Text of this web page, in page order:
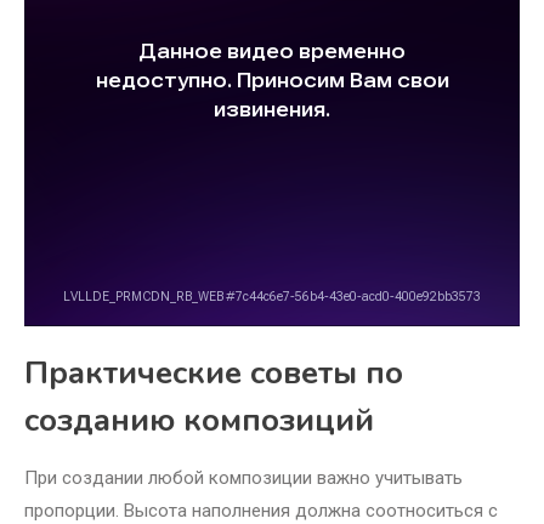
Практические советы по
созданию композиций
При создании любой композиции важно учитывать
пропорции. Высота наполнения должна соотноситься с